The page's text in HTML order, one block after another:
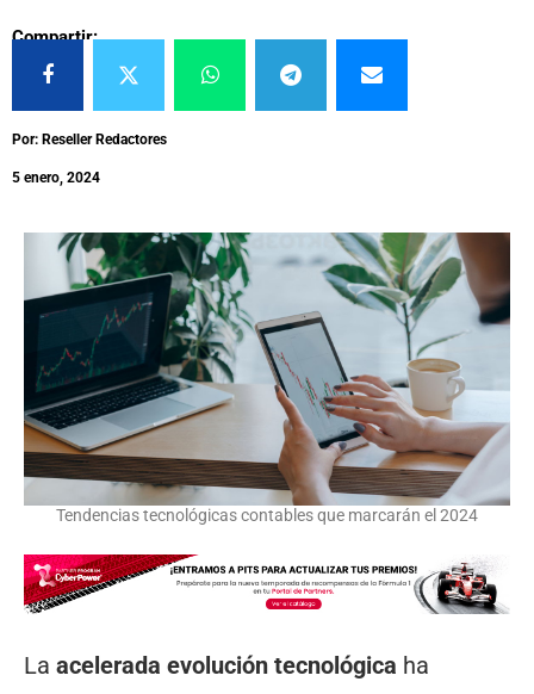
Compartir:
Por: Reseller Redactores
5 enero, 2024
Tendencias tecnológicas contables que marcarán el 2024
La acelerada evolución tecnológica ha